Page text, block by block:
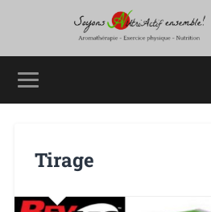
Tirage